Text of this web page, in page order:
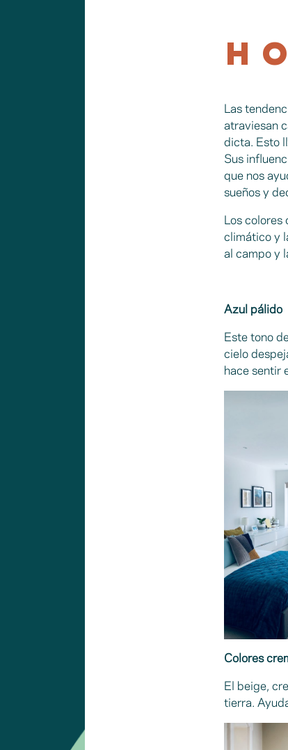
Las
atraviesan
dicta. Esto
Sus
que nos
sueños y
Los
climático y
al campo y
Azul pálido
Este tono
cielo
hace sentir
Colores
El beige,
tierra.